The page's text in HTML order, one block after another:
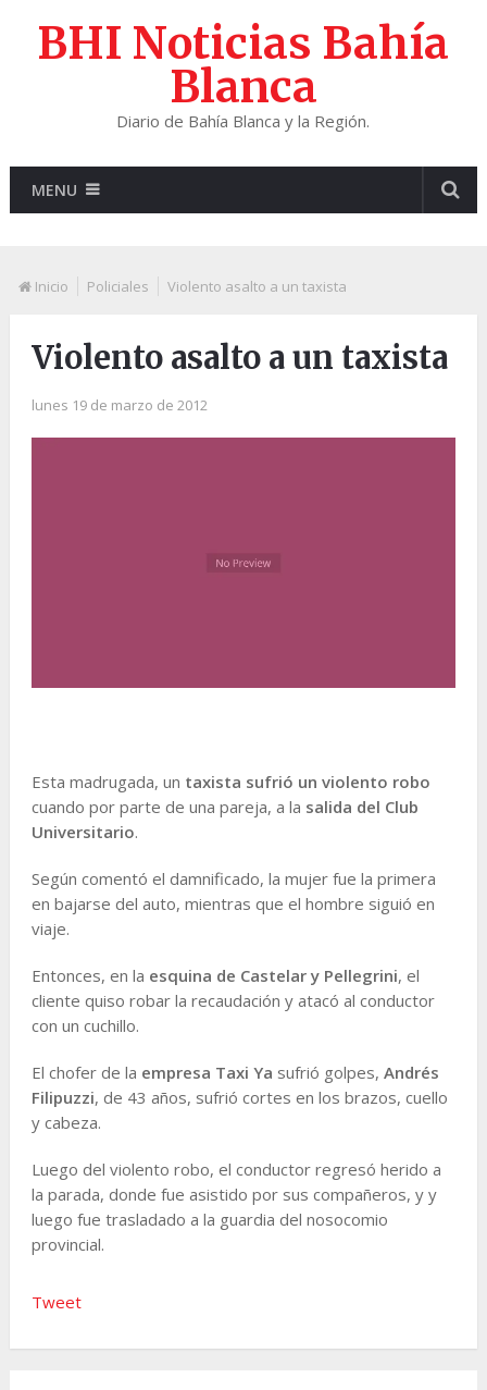
BHI Noticias Bahía
Blanca
Diario de Bahía Blanca y la Región.
MENU
Inicio Policiales Violento asalto a un taxista
Violento asalto a un taxista
lunes 19 de marzo de 2012
Esta madrugada, un taxista sufrió un violento robo
cuando por parte de una pareja, a la salida del Club
Universitario.
Según comentó el damnificado, la mujer fue la primera
en bajarse del auto, mientras que el hombre siguió en
viaje.
Entonces, en la esquina de Castelar y Pellegrini, el
cliente quiso robar la recaudación y atacó al conductor
con un cuchillo.
El chofer de la empresa Taxi Ya sufrió golpes, Andrés
Filipuzzi, de 43 años, sufrió cortes en los brazos, cuello
y cabeza.
Luego del violento robo, el conductor regresó herido a
la parada, donde fue asistido por sus compañeros, y y
luego fue trasladado a la guardia del nosocomio
provincial.
Tweet